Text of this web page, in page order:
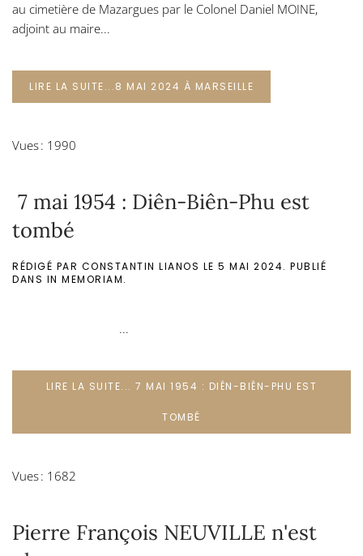
au cimetière de Mazargues par le Colonel Daniel MOINE,
adjoint au maire...
LIRE LA SUITE...8 MAI 2024 À MARSEILLE
Vues : 1990
7 mai 1954 : Diên-Biên-Phu est
tombé
RÉDIGÉ PAR CONSTANTIN LIANOS LE 5 MAI 2024. PUBLIÉ
DANS IN MEMORIAM.
...
LIRE LA SUITE... 7 MAI 1954 : DIÊN-BIÊN-PHU EST
TOMBÉ
Vues : 1682
Pierre François NEUVILLE n'est